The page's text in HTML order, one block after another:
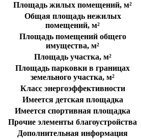
Площадь жилых помещений, м²
Общая площадь нежилых
помещений, м²
Площадь помещений общего
имущества, м²
Площадь участка, м²
Площадь парковки в границах
земельного участка, м²
Класс энергоэффективности
Имеется детская площадка
Имеется спортивная площадка
Прочие элементы благоустройства
Дополнительная информация